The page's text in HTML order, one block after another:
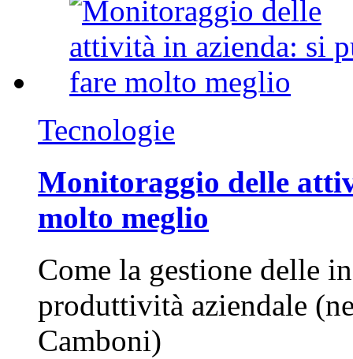
Tecnologie
Monitoraggio delle
molto meglio
Come la gestione delle
produttività aziendale
Camboni)